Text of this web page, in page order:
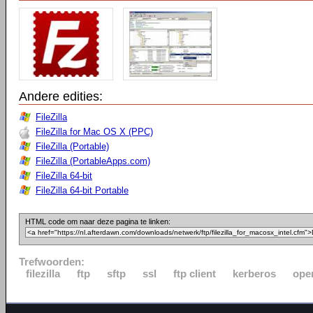
Andere edities:
FileZilla
FileZilla for Mac OS X (PPC)
FileZilla (Portable)
FileZilla (PortableApps.com)
FileZilla 64-bit
FileZilla 64-bit Portable
HTML code om naar deze pagina te linken:
Trefwoorden:
filezilla
ftp sftp ssl ftp client kerberos